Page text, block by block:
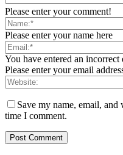
Please enter your comment!
Please enter your name here
You have entered an incorrect
Please enter your email
Save my name, email,
time I comment.